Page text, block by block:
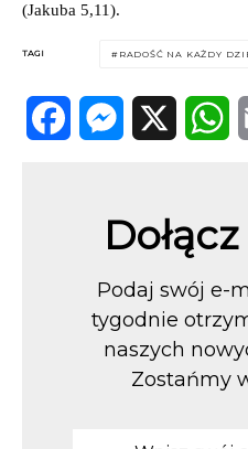
(Jakuba 5,11).
TAGI RADOŚĆ NA KAŻDY
Podaj swój e-
tygodnie
naszych
Zostańmy